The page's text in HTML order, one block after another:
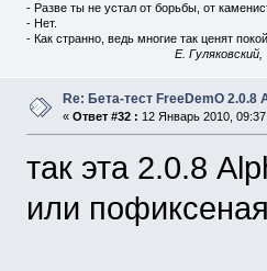
- Разве ты не устал от борьбы, от
- Нет.
- Как странно, ведь многие так ценят
E.
Re: Бета-тест FreeDemO 2.0.8
« Ответ #32 : 12 Январь 2010,
так эта 2.0.8
или